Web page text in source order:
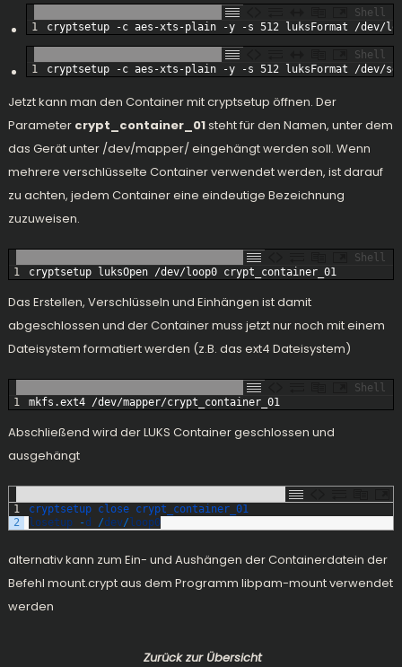
Shell
1
cryptsetup -c aes -xts -plain -y -s 512 luksFormat /dev/
Shell
1
cryptsetup -c aes -xts -plain -y -s 512 luksFormat /dev/
Jetzt kann man den Container mit cryptsetup öffnen. Der
Parameter crypt_container_01steht für den Namen, unter dem
das Gerät unter /dev/mapper/ eingehängt werden soll. Wenn
mehrere verschlüsselte Container verwendet werden, ist darauf
zu achten, jedem Container eine eindeutige Bezeichnung
zuzuweisen.
Shell
1
cryptsetup luksOpen /dev/loop0 crypt_container_01
Das Erstellen, Verschlüsseln und Einhängen ist damit
abgeschlossen und der Container muss jetzt nur noch mit einem
Dateisystem formatiert werden (z.B. das ext4 Dateisystem)
Shell
1
mkfs .ext4 /dev/mapper/crypt_container_01
Abschließend wird der LUKS Container geschlossen und
ausgehängt
1
2
cryptsetup close crypt_container_01
losetup
-d /dev/ loop0
alternativ kann zum Ein- und Aushängen der Containerdatein der
Befehl mount.crypt aus dem Programm libpam-mount verwendet
werden
Zurück zur Übersicht